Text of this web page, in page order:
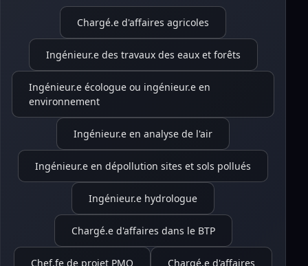
Chargé.e d'affaires agricoles
Ingénieur.e des travaux des eaux et forêts
Ingénieur.e écologue ou ingénieur.e en
environnement
Ingénieur.e en analyse de l'air
Ingénieur.e en dépollution sites et sols pollués
Ingénieur.e hydrologue
Chargé.e d'affaires dans le BTP
Chef.fe de projet PMO Chargé.e d'affaires